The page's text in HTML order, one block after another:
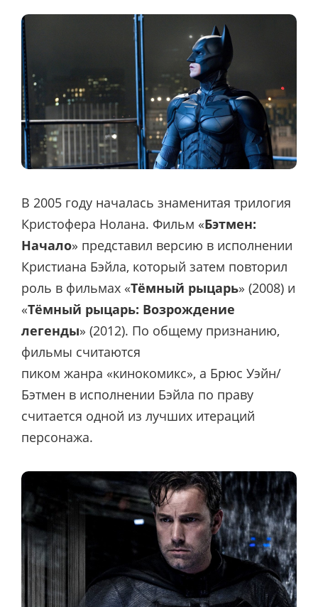
В 2005 году началась знаменитая трилогия
Кристофера Нолана. Фильм «Бэтмен:
Начало» представил версию в исполнении
Кристиана Бэйла, который затем повторил
роль в фильмах «Тёмный рыцарь» (2008) и
«Тёмный рыцарь: Возрождение
легенды» (2012). По общему признанию,
фильмы считаются
пиком жанра «кинокомикс», а Брюс Уэйн/
Бэтмен в исполнении Бэйла по праву
считается одной из лучших итераций
персонажа.